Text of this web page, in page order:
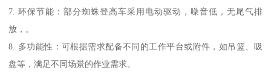
7. 环保节能：部分蜘蛛登高车采用电动驱动，噪音低，无尾气排
放，。
8. 多功能性：可根据需求配备不同的工作平台或附件，如吊篮、吸
盘等，满足不同场景的作业需求。